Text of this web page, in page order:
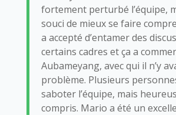
fortement perturbé l’équipe,
souci de mieux se faire
a accepté d’entamer des
certains cadres et ça a
Aubameyang, avec qui il n’y
problème. Plusieurs
saboter l’équipe, mais
compris. Mario a été un